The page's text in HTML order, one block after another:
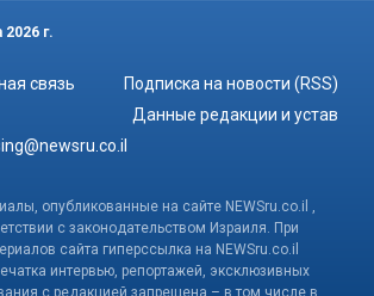
2026 г.
связь
Подписка на новости (RSS)
Данные редакции и устав
опубликованные на сайте NEWSru.co.il ,
с законодательством Израиля. При
сайта гиперссылка на NEWSru.co.il
интервью, репортажей, эксклюзивных
с редакцией запрещена – в том числе в